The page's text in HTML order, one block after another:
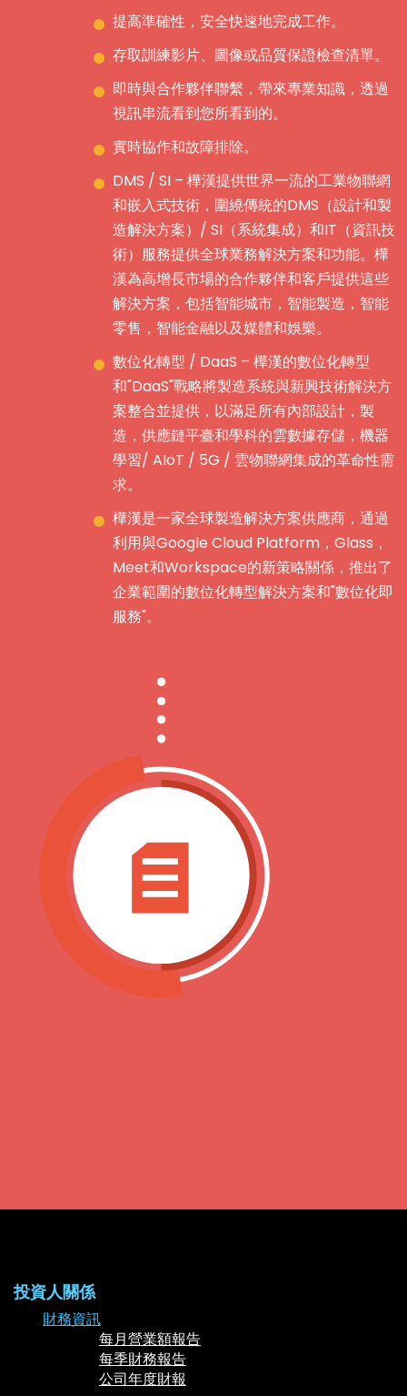
提高準確性，安全快速地完成工作。
存取訓練影片、圖像或品質保證檢查清單。
即時與合作夥伴聯繫，帶來專業知識，透過
視訊串流看到您所看到的。
實時協作和故障排除。
DMS / SI – 樺漢提供世界一流的工業物聯網
和嵌入式技術，圍繞傳統的DMS（設計和製
造解決方案）/ SI（系統集成）和IT（資訊技
術）服務提供全球業務解決方案和功能。樺
漢為高增長市場的合作夥伴和客戶提供這些
解決方案，包括智能城市，智能製造，智能
零售，智能金融以及媒體和娛樂。
數位化轉型 / DaaS – 樺漢的數位化轉型
和"DaaS"戰略將製造系統與新興技術解決方
案整合並提供，以滿足所有內部設計，製
造，供應鏈平臺和學科的雲數據存儲，機器
學習/ AIoT / 5G / 雲物聯網集成的革命性需
求。
樺漢是一家全球製造解決方案供應商，通過
利用與Google Cloud Platform，Glass，
Meet和Workspace的新策略關係，推出了
企業範圍的數位化轉型解決方案和"數位化即
服務"。
投資人關係
財務資訊
每月營業額報告
每季財務報告
公司年度財報